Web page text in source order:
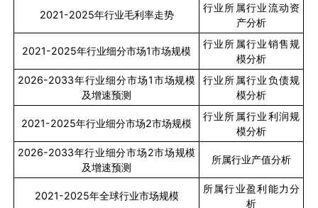
2021-2025年行业毛利率走势
行业所属行业流动资
产分析
2021-2025年行业细分市场1市场规模
行业所属行业销售规
模分析
2026-2033年行业细分市场1市场规模
及增速预测
行业所属行业负债规
模分析
2021-2025年行业细分市场2市场规模
行业所属行业利润规
模分析
2026-2033年行业细分市场2市场规模
及增速预测
所属行业产值分析
2021-2025年全球行业市场规模
所属行业盈利能力分
析